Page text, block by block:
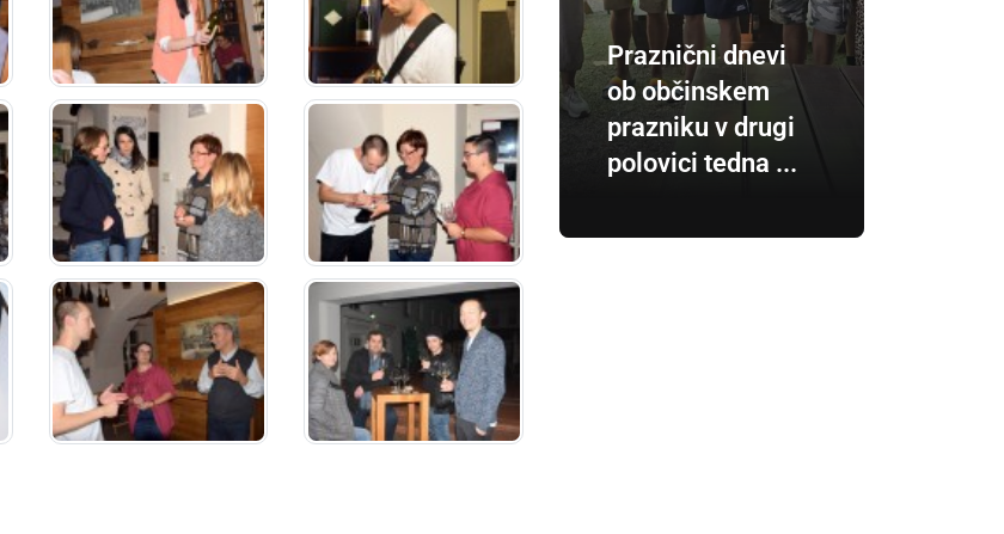
Praznični dnevi
ob občinskem
prazniku v drugi
polovici tedna ...